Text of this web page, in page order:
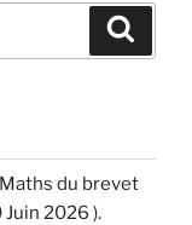
du brevet
2026 ).